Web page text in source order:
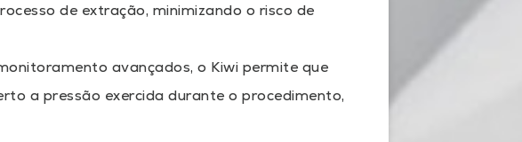
de extração, minimizando o risco de
avançados, o Kiwi permite que
a pressão exercida durante o procedimento,